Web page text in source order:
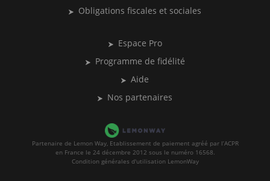
Obligations fiscales et sociales
Espace Pro
Programme de fidélité
Aide
Nos partenaires
Partenaire de Lemon Way, Etablissement de paiement agréé par l’ACPR
en France le 24 décembre 2012 sous le numéro 16568.
Condition générales d'utilisation LemonWay